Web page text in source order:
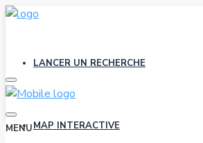
LANCER UN RECHERCHE
MAP INTERACTIVE
MENU